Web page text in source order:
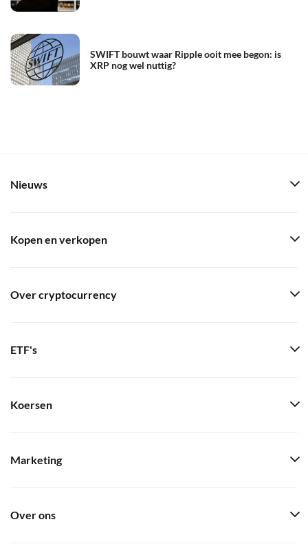
SWIFT bouwt waar Ripple ooit mee begon: is
XRP nog wel nuttig?
Nieuws
Kopen en verkopen
Over cryptocurrency
ETF's
Koersen
Marketing
Over ons